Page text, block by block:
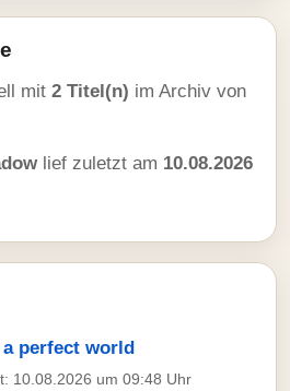
mit 2 Titel(n) im Archiv von
lief zuletzt am 10.08.2026
perfect world
10.08.2026 um 09:48 Uhr